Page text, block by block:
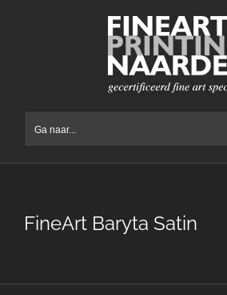
Ga naar...
FineArt Baryta Satin